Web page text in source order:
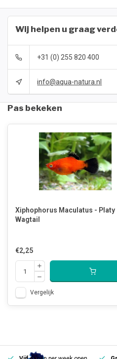
Wij helpen u graag
+31 (0) 255 820 400
info@aqua-natura.nl
Pas bekeken
Xiphophorus Maculatus - Platy
Wagtail
€2,25
Vergelijk